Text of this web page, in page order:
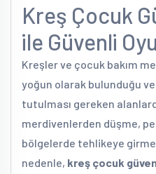
Kreş Çocuk
ile Güvenli
Kreşler ve çocuk bakım
yoğun olarak bulunduğu
tutulması gereken
merdivenlerden düşme,
bölgelerde tehlikeye
nedenle, kreş çocuk